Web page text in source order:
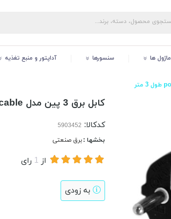
ماژول ها سنسورها آداپتور و منبع تغذیه
کابل برق 3 پین مدل power cable طول 3 متر
کدکالا:
بخشها :برق صنعتی
از 1 رای
به زودی